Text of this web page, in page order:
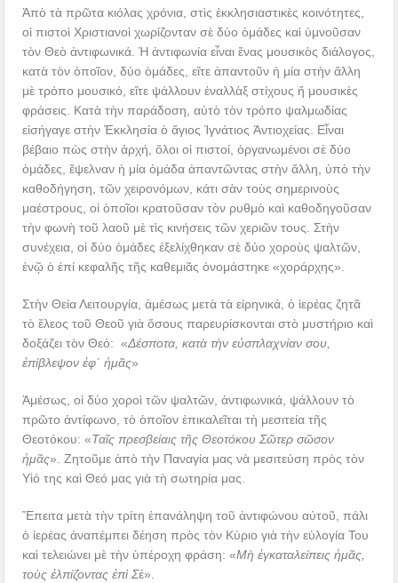
Ἀπὸ τὰ πρῶτα κιόλας χρόνια, στὶς ἐκκλησιαστικὲς κοινότητες,
οἱ πιστοὶ Χριστιανοὶ χωρίζονταν σὲ δύο ὁμάδες καὶ ὑμνοῦσαν
τὸν Θεὸ ἀντιφωνικά. Ἡ ἀντιφωνία εἶναι ἕνας μουσικὸς διάλογος,
κατὰ τὸν ὁποῖον, δύο ὁμάδες, εἴτε ἀπαντοῦν ἡ μία στὴν ἄλλη
μὲ τρόπο μουσικό, εἴτε ψάλλουν ἐναλλὰξ στίχους ἤ μουσικὲς
φράσεις. Κατὰ τὴν παράδοση, αὐτὸ τὸν τρόπο ψαλμωδίας
εἰσήγαγε στὴν Ἐκκλησία ὁ ἅγιος Ἰγνάτιος Ἀντιοχείας. Εἶναι
βέβαιο πὼς στὴν ἀρχή, ὅλοι οἱ πιστοί, ὀργανωμένοι σὲ δύο
ὁμάδες, ἔψελναν ἡ μία ὁμάδα ἀπαντῶντας στὴν ἄλλη, ὑπὸ τὴν
καθοδήγηση, τῶν χειρονόμων, κάτι σὰν τοὺς σημερινοὺς
μαέστρους, οἱ ὁποῖοι κρατοῦσαν τὸν ρυθμὸ καὶ καθοδηγοῦσαν
τὴν φωνὴ τοῦ λαοῦ μὲ τὶς κινήσεις τῶν χεριῶν τους. Στὴν
συνέχεια, οἱ δύο ὁμάδες ἐξελίχθηκαν σὲ δύο χοροὺς ψαλτῶν,
ἐνῷ ὁ ἐπί κεφαλῆς τῆς καθεμιᾶς ὀνομάστηκε «χοράρχης».
Στὴν Θεία Λειτουργία, ἀμέσως μετὰ τὰ εἰρηνικά, ὁ ἱερέας ζητᾶ
τὸ ἔλεος τοῦ Θεοῦ γιὰ ὅσους παρευρίσκονται στὸ μυστήριο καὶ
δοξάζει τὸν Θεό: «Δέσποτα, κατὰ τὴν εὐσπλαχνίαν σου,
ἐπίβλεψον ἐφ΄ ἡμᾶς»
Ἀμέσως, οἱ δύο χοροὶ τῶν ψαλτῶν, ἀντιφωνικά, ψάλλουν τὸ
πρῶτο ἀντίφωνο, τὸ ὁποῖον ἐπικαλεῖται τὴ μεσιτεία τῆς
Θεοτόκου: «Ταῖς πρεσβείαις τῆς Θεοτόκου Σῶτερ σῶσον
ἡμᾶς». Ζητοῦμε ἀπὸ τὴν Παναγία μας νὰ μεσιτεύση πρὸς τὸν
Υἱό της καὶ Θεό μας γιὰ τὴ σωτηρία μας.
Ἔπειτα μετὰ τὴν τρίτη ἐπανάληψη τοῦ ἀντιφώνου αὐτοῦ, πάλι
ὁ ἱερέας ἀναπέμπει δέηση πρὸς τὸν Κύριο γιὰ τὴν εὐλογία Του
καὶ τελειώνει μὲ τὴν ὑπέροχη φράση: «Μὴ ἐγκαταλείπεις ἡμᾶς,
τοὺς ἐλπίζοντας ἐπὶ Σέ».